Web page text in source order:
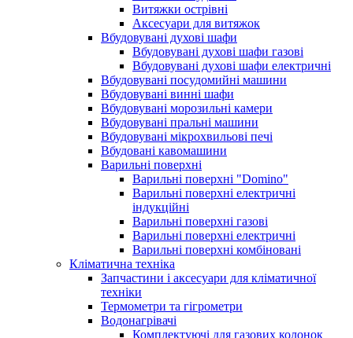
Витяжки острівні
Аксесуари для витяжок
Вбудовувані духові шафи
Вбудовувані духові шафи газові
Вбудовувані духові шафи електричні
Вбудовувані посудомийні машини
Вбудовувані винні шафи
Вбудовувані морозильні камери
Вбудовувані пральні машини
Вбудовувані мікрохвильові печі
Вбудовані кавомашини
Варильні поверхні
Варильні поверхні "Domino"
Варильні поверхні електричні
індукційні
Варильні поверхні газові
Варильні поверхні електричні
Варильні поверхні комбіновані
Кліматична техніка
Запчастини і аксесуари для кліматичної
техніки
Термометри та гігрометри
Водонагрівачі
Комплектуючі для газових колонок